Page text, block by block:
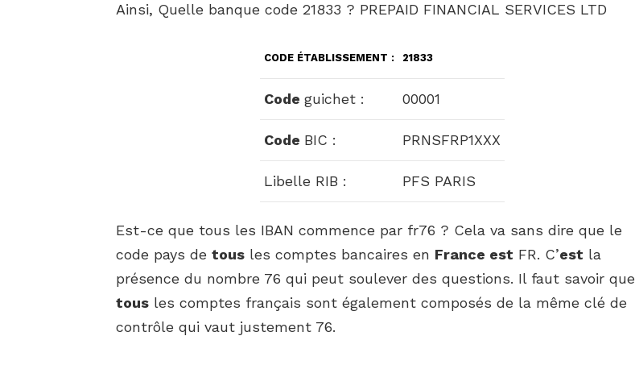
Ainsi, Quelle banque code 21833 ? PREPAID FINANCIAL SERVICES LTD
CODE ÉTABLISSEMENT : 21833
Code guichet : 00001
Code BIC : PRNSFRP1XXX
Libelle RIB : PFS PARIS
Est-ce que tous les IBAN commence par fr76 ? Cela va sans dire que le
code pays de tous les comptes bancaires en France est FR. C’est la
présence du nombre 76 qui peut soulever des questions. Il faut savoir que
tous les comptes français sont également composés de la même clé de
contrôle qui vaut justement 76.